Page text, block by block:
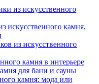
из искусственного
искусственного камня,
из искусственного
камня в интерьере
для бани и сауны
камня: мода или